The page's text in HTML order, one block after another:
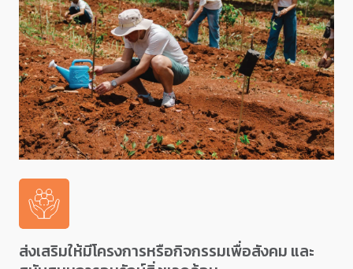
ส่งเสริมให้มีโครงการหรือกิจกรรมเพื่อสังคม และ